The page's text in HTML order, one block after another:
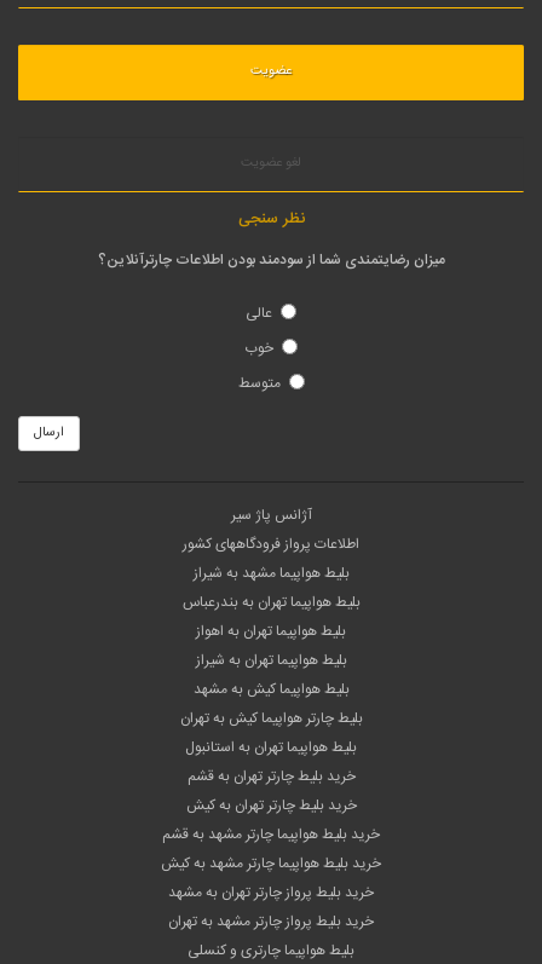
لغو عضویت
نظر سنجی
میزان رضایتمندی شما از سودمند بودن اطلاعات چارترآنلاین؟
عالی
خوب
متوسط
ارسال
آژانس پاژ سیر
اطلاعات پرواز فرودگاههای کشور
بلیط هواپیما مشهد به شیراز
بلیط هواپیما تهران به بندرعباس
بلیط هواپیما تهران به اهواز
بلیط هواپیما تهران به شیراز
بلیط هواپیما کیش به مشهد
بلیط چارتر هواپیما کیش به تهران
بلیط هواپیما تهران به استانبول
خرید بلیط چارتر تهران به قشم
خرید بلیط چارتر تهران به کیش
خرید بلیط هواپیما چارتر مشهد به قشم
خرید بلیط هواپیما چارتر مشهد به کیش
خرید بلیط پرواز چارتر تهران به مشهد
خرید بلیط پرواز چارتر مشهد به تهران
بلیط هواپیما چارتری و کنسلی